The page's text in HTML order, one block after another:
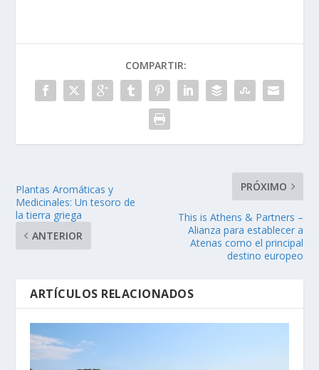
COMPARTIR:
Plantas Aromáticas y
Medicinales: Un tesoro de
la tierra griega
ANTERIOR
PRÓXIMO
This is Athens & Partners –
Alianza para establecer a
Atenas como el principal
destino europeo
ARTÍCULOS RELACIONADOS